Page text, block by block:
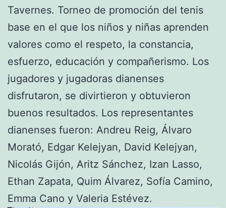
Tavernes. Torneo de promoción del tenis
base en el que los niños y niñas aprenden
valores como el respeto, la constancia,
esfuerzo, educación y compañerismo. Los
jugadores y jugadoras dianenses
disfrutaron, se divirtieron y obtuvieron
buenos resultados. Los representantes
dianenses fueron: Andreu Reig, Álvaro
Morató, Edgar Kelejyan, David Kelejyan,
Nicolás Gijón, Aritz Sánchez, Izan Lasso,
Ethan Zapata, Quim Álvarez, Sofía Camino,
Emma Cano y Valeria Estévez.